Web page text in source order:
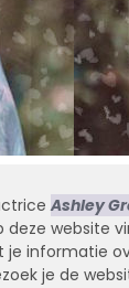
Ashley
deze website
informatie
je de